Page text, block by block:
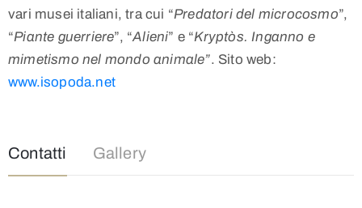
vari musei italiani, tra cui “Predatori del microcosmo”,
“Piante guerriere”, “Alieni” e “Kryptòs. Inganno e
mimetismo nel mondo animale”. Sito web:
www.isopoda.net
Contatti Gallery